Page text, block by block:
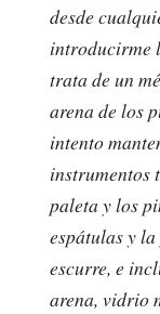
desde
introducirme
trata de un
arena de los
intento
instrumentos
paleta y los
espátulas y
escurre, e
arena, vidrio